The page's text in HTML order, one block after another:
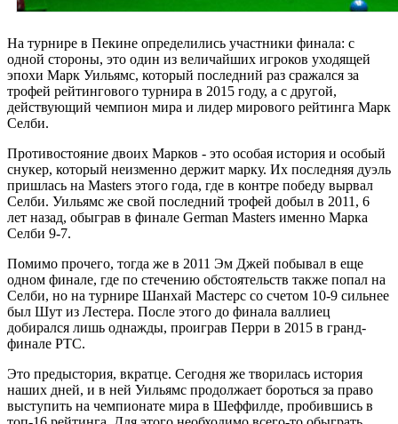
На турнире в Пекине определились участники финала: с
одной стороны, это один из величайших игроков уходящей
эпохи Марк Уильямс, который последний раз сражался за
трофей рейтингового турнира в 2015 году, а с другой,
действующий чемпион мира и лидер мирового рейтинга Марк
Селби.
Противостояние двоих Марков - это особая история и особый
снукер, который неизменно держит марку. Их последняя дуэль
пришлась на Masters этого года, где в контре победу вырвал
Селби. Уильямс же свой последний трофей добыл в 2011, 6
лет назад, обыграв в финале German Masters именно Марка
Селби 9-7.
Помимо прочего, тогда же в 2011 Эм Джей побывал в еще
одном финале, где по стечению обстоятельств также попал на
Селби, но на турнире Шанхай Мастерс со счетом 10-9 сильнее
был Шут из Лестера. После этого до финала валлиец
добирался лишь однажды, проиграв Перри в 2015 в гранд-
финале РТС.
Это предыстория, вкратце. Сегодня же творилась история
наших дней, и в ней Уильямс продолжает бороться за право
выступить на чемпионате мира в Шеффилде, пробившись в